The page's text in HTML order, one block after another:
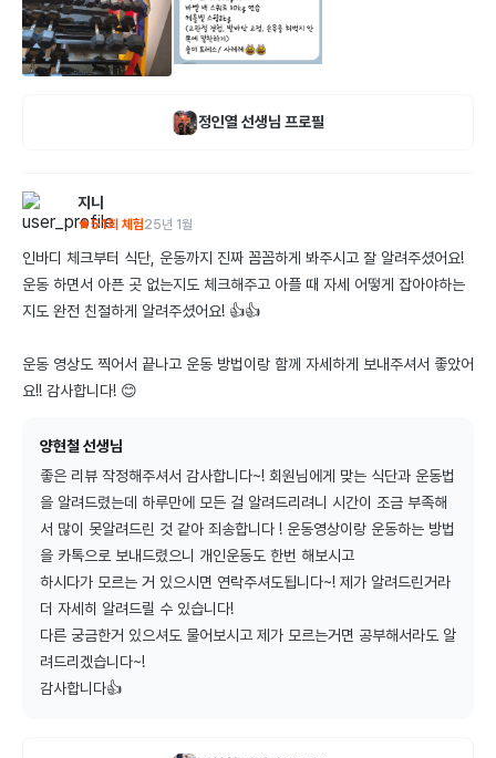
정인열 선생님 프로필
지니
51회 체험25년 1월
인바디 체크부터 식단, 운동까지 진짜 꼼꼼하게 봐주시고 잘 알려주셨어요!
운동 하면서 아픈 곳 없는지도 체크해주고 아플 때 자세 어떻게 잡아야하는
지도 완전 친절하게 알려주셨어요! 👍👍
운동 영상도 찍어서 끝나고 운동 방법이랑 함께 자세하게 보내주셔서 좋았어
요!! 감사합니다! 😊
양현철 선생님
좋은 리뷰 작정해주셔서 감사합니다~! 회원님에게 맞는 식단과 운동법
을 알려드렸는데 하루만에 모든 걸 알려드리려니 시간이 조금 부족해
서 많이 못알려드린 것 같아 죄송합니다 ! 운동영상이랑 운동하는 방법
을 카톡으로 보내드렸으니 개인운동도 한번 해보시고
하시다가 모르는 거 있으시면 연락주셔도됩니다~! 제가 알려드린거라
더 자세히 알려드릴 수 있습니다!
다른 궁금한거 있으셔도 물어보시고 제가 모르는거면 공부해서라도 알
려드리겠습니다~!
감사합니다👍